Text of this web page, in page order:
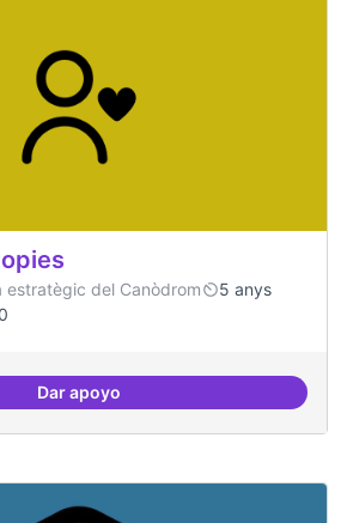
estratègic del Canòdrom
5 anys
Dar apoyoUn espai d'utopies